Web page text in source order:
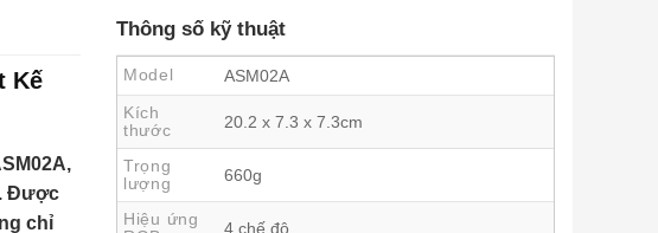
Kế
Được
chỉ
Thông số kỹ thuật
Model
ASM02A
Kích
thước
20.2 x 7.3 x 7.3cm
Trọng
lượng
660g
Hiệu ứng
4 chế độ